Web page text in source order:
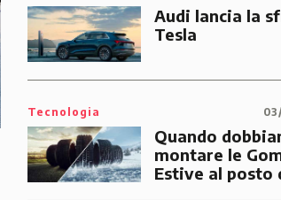
Audi lancia la
Tesla
Tecnologia
Quando
montare le
Estive al posto